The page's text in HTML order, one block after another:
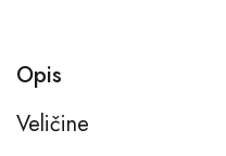
Opis
Veličine